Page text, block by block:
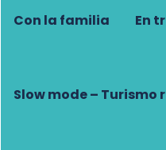
Con la familia En
Slow mode – Turismo
en bicicleta
de Loire